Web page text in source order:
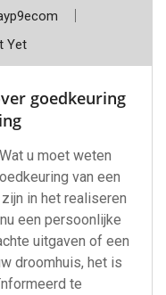
Yet
goedkeuring
u moet weten
van een
in het realiseren
een persoonlijke
uitgaven of een
droomhuis, het is
te